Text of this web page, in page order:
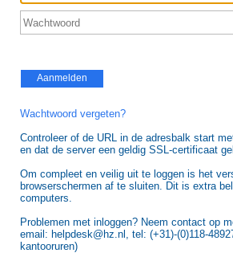
Aanmelden
Wachtwoord vergeten?
Controleer of de URL in de adresbalk start
en dat de server een geldig SSL-certificaat
Om compleet en veilig uit te loggen is het
browserschermen af te sluiten. Dit is extra
computers.
Problemen met inloggen? Neem contact op
email: helpdesk@hz.nl, tel: (+31)-(0)118-
kantooruren)